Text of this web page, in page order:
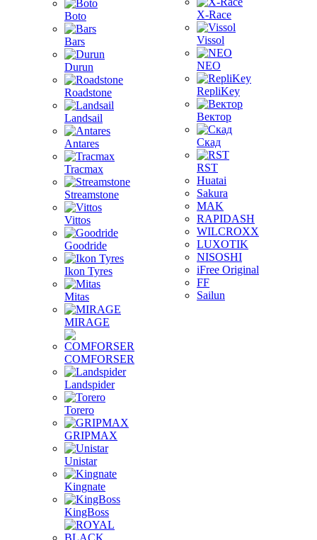
Boto
Bars
Durun
Roadstone
Landsail
Antares
Tracmax
Streamstone
Vittos
Goodride
Ikon Tyres
Mitas
MIRAGE
COMFORSER
Landspider
Torero
GRIPMAX
Unistar
Kingnate
KingBoss
X-Race
Vissol
NEO
RepliKey
Вектор
Скад
RST
Huatai
Sakura
MAK
RAPIDASH
WILCROXX
LUXOTIK
NISOSHI
iFree Original
FF
Sailun